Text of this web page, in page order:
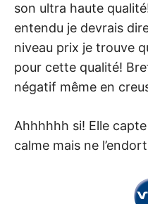
son ultra haute
entendu je devrais
niveau prix je trouve
pour cette qualité!
négatif même en
Ahhhhhh si! Elle
calme mais ne